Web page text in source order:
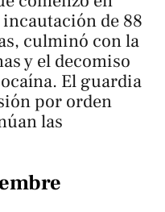
de 88
culminó con la
y el decomiso
El guardia
por orden
las